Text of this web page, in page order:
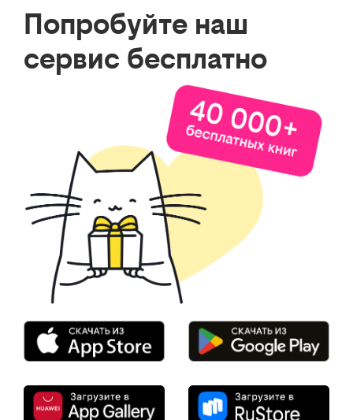
Попробуйте наш
сервис бесплатно